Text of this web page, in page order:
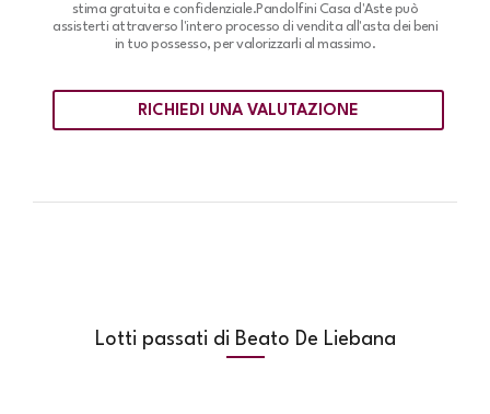
stima gratuita e confidenziale.Pandolfini Casa d'Aste può
assisterti attraverso l'intero processo di vendita all'asta dei beni
in tuo possesso, per valorizzarli al massimo.
RICHIEDI UNA VALUTAZIONE
Lotti passati di Beato De Liebana